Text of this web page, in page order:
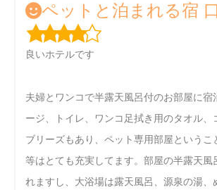
ペットと泊まれる宿
良いホテルです
夫婦とワンコで半露天風呂付のお部屋に宿
ージ、トイレ、ワンコ足拭き用のタオル、
ブリーズもあり、ペット専用部屋というこ
等はとても充実してます。部屋の半露天風
れますし、大浴場は露天風呂、源泉の湯、